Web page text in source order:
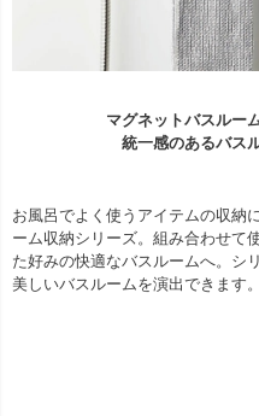
マグネットバスルー
統一感のあるバス
お風呂でよく使うアイテムの収納
ーム収納シリーズ。組み合わせて
た好みの快適なバスルームへ。シ
美しいバスルームを演出できます。